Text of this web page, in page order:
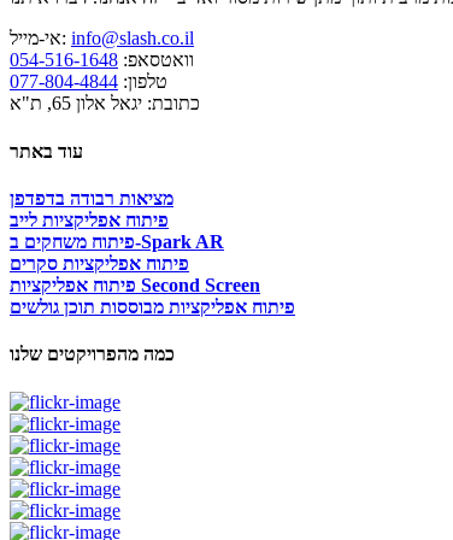
אי-מייל: info@slash.co.il
וואטסאפ: 054-516-1648
טלפון: 077-804-4844
כתובת: יגאל אלון 65, ת"א
עוד באתר
מציאות רבודה בדפדפן
פיתוח אפליקציות לייב
פיתוח משחקים ב-Spark AR
פיתוח אפליקציות סקרים
פיתוח אפליקציות Second Screen
פיתוח אפליקציות מבוססות תוכן גולשים
כמה מהפרויקטים שלנו